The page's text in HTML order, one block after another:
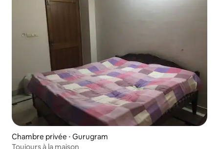
Chambre privée ⋅ Gurugram
Toujours à la maison